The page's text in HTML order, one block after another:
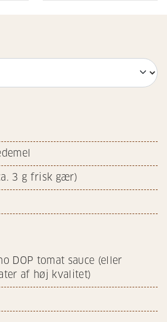
3 g frisk gær)
DOP tomat sauce (eller
af høj kvalitet)